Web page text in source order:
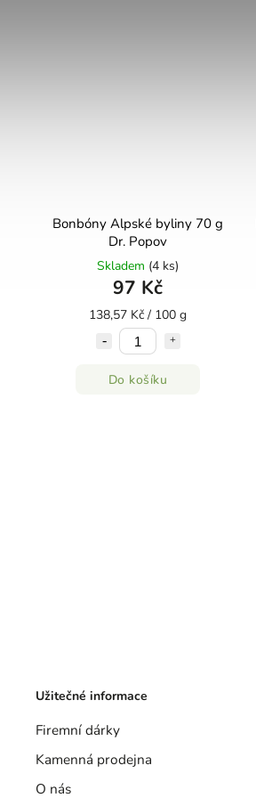
Bonbóny Alpské byliny 70 g
Dr. Popov
Skladem (4 ks)
97 Kč
138,57 Kč / 100 g
Do košíku
Užitečné informace
Firemní dárky
Kamenná prodejna
O nás